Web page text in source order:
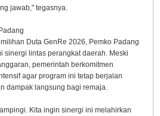
jawab," tegasnya.
Duta GenRe 2026, Pemko Padang
sinergi lintas perangkat daerah. Meski
pemerintah berkomitmen
agar program ini tetap berjalan
dampak langsung bagi remaja.
Kita ingin sinergi ini melahirkan